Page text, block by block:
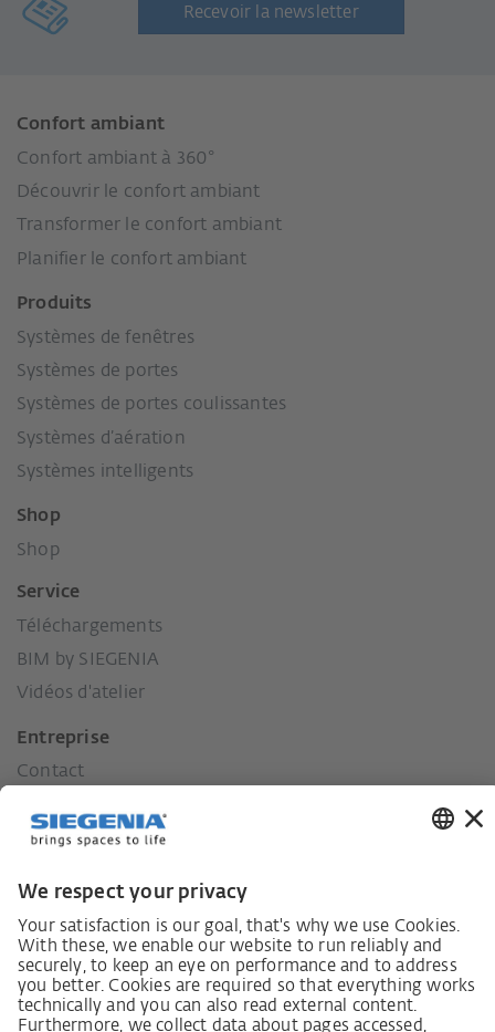
Recevoir la newsletter
Confort ambiant
Confort ambiant à 360°
Découvrir le confort ambiant
Transformer le confort ambiant
Planifier le confort ambiant
Produits
Systèmes de fenêtres
Systèmes de portes
Systèmes de portes coulissantes
Systèmes d’aération
Systèmes intelligents
Shop
Shop
Service
Téléchargements
BIM by SIEGENIA
Vidéos d'atelier
Entreprise
Contact
Historique
Responsabilité envers la région.